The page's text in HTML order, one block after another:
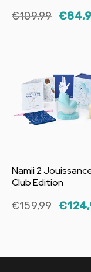
€109,99
Namii 2
Club Edition
€159,99